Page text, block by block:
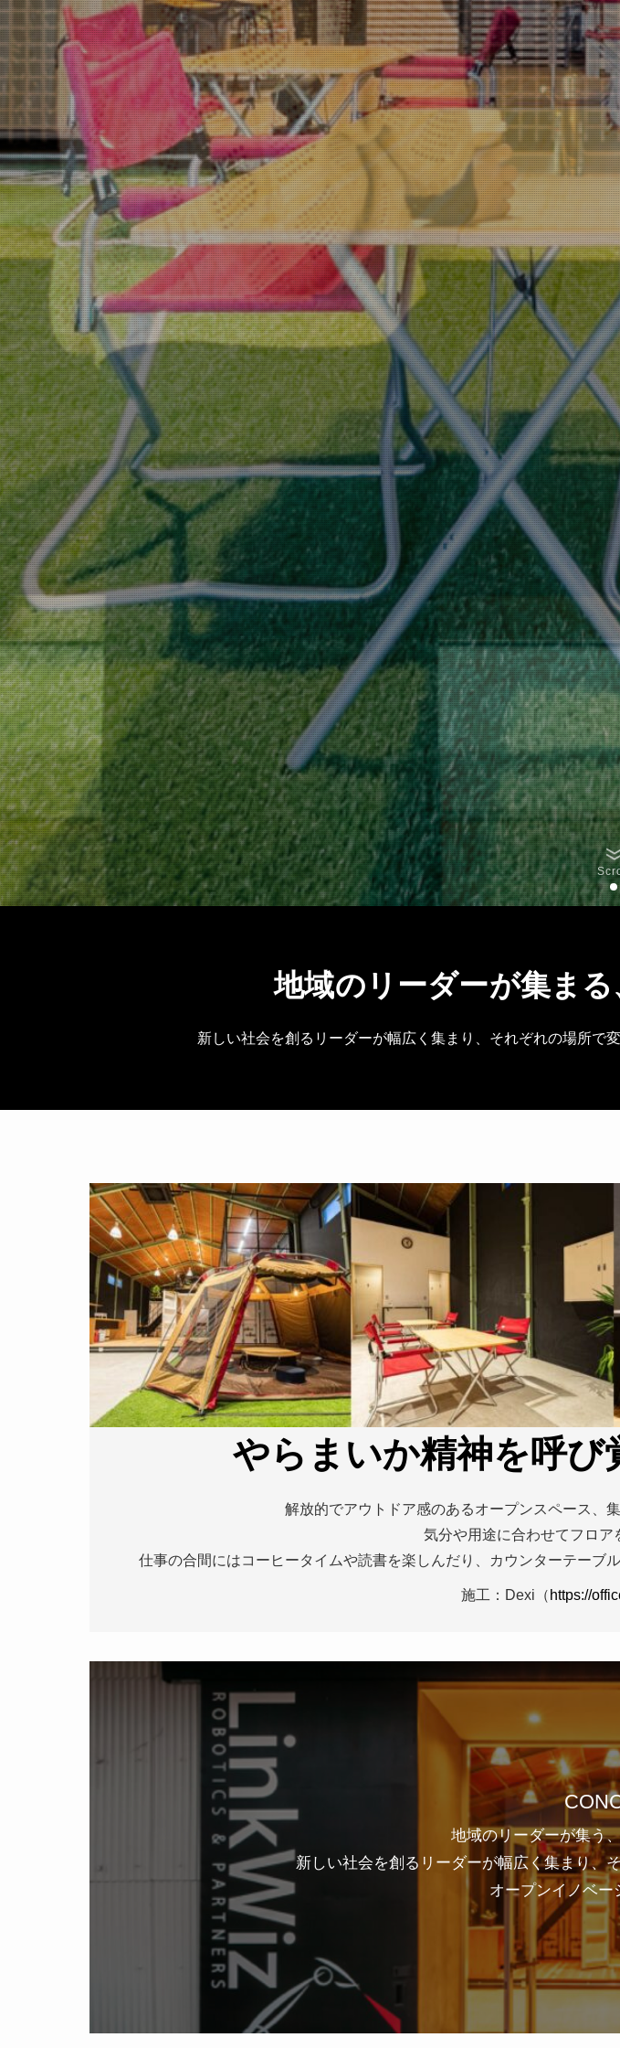
地域のリーダーが集まる
新しい社会を創るリーダーが幅広く集まり、それぞれの場所で
やらまいか精神を呼び
解放的でアウトドア感のあるオープンスペース、
気分や用途に合わせてフロア
仕事の合間にはコーヒータイムや読書を楽しんだり、カウンターテーブ
施工：Dexi（ https://
地域のリーダーが集う
新しい社会を創るリーダーが幅広く集まり、
オープンイノベー